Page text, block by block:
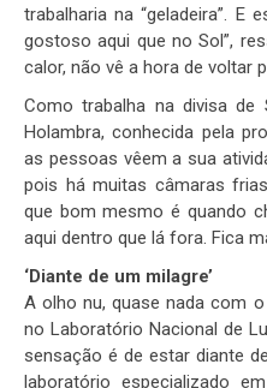
trabalharia na “geladeira”. E
gostoso aqui que no Sol”,
calor, não vê a hora de voltar
Como trabalha na divisa
Holambra, conhecida pela
as pessoas vêem a sua
pois há muitas câmaras
que bom mesmo é quando
aqui dentro que lá fora. Fica
‘Diante de um milagre’
A olho nu, quase nada com
no Laboratório Nacional de
sensação é de estar diante
laboratório especializado